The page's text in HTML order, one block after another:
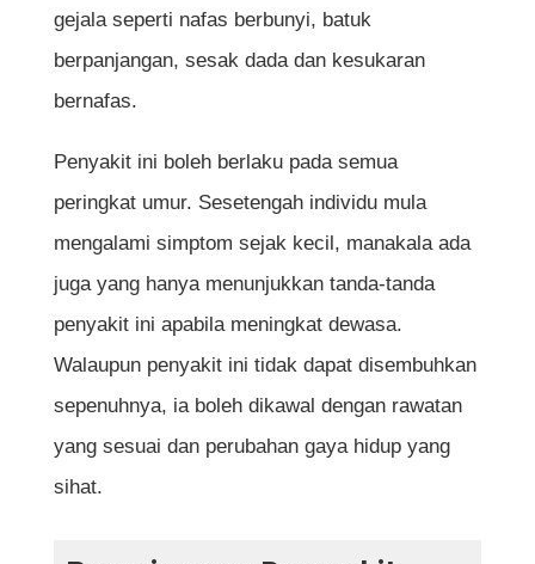
1. Inhaler Pelega (Reliever)
2. Inhaler Pencegah (Preventer)
3. Ubat Oral
5. Rawatan Kecemasan
Cara Mengawal Penyakit Asma
Elakkan Pencetus Asma
Berhenti Merokok
Kekalkan Berat Badan Sihat
Ambil Ubat Mengikut Arahan
Dapatkan Pemeriksaan Berkala
Kesimpulan
gejala seperti nafas berbunyi, batuk
berpanjangan, sesak dada dan kesukaran
bernafas.
Penyakit ini boleh berlaku pada semua
peringkat umur. Sesetengah individu mula
mengalami simptom sejak kecil, manakala ada
juga yang hanya menunjukkan tanda-tanda
penyakit ini apabila meningkat dewasa.
Walaupun penyakit ini tidak dapat disembuhkan
sepenuhnya, ia boleh dikawal dengan rawatan
yang sesuai dan perubahan gaya hidup yang
sihat.